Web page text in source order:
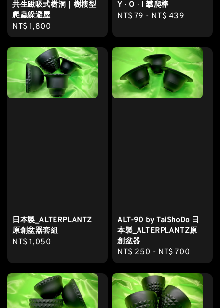
共生磁吸式樹洞｜樹棲型
爬蟲躲避屋
Regular
price
NT$ 1,800
Y ‧ O ‧ I 攀爬棒
Regular
NT$ 79 - NT$ 439
日本製_ALTERPLANTZ
原創盆器套組
Regular
NT$ 1,050
ALT-90 by TaiShoDo 日
本製_ALTERPLANTZ原
創盆器
Regular
price
NT$ 250 - NT$ 700